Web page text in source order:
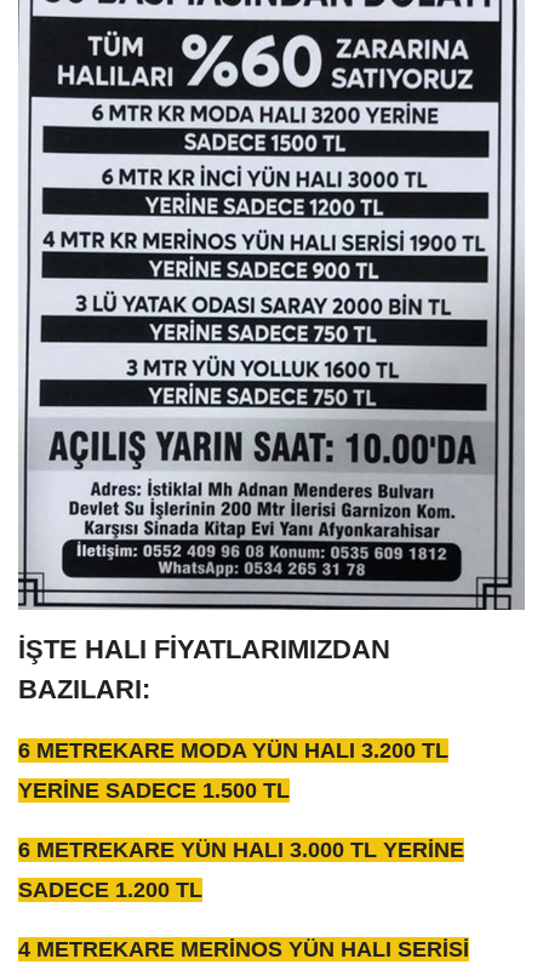
İŞTE HALI FİYATLARIMIZDAN
BAZILARI:
6 METREKARE MODA YÜN HALI 3.200 TL
YERİNE SADECE 1.500 TL
6 METREKARE YÜN HALI 3.000 TL YERİNE
SADECE 1.200 TL
4 METREKARE MERİNOS YÜN HALI SERİSİ